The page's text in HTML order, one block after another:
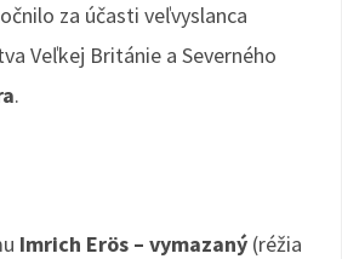
za účasti veľvyslanca
Veľkej Británie a Severného
.
Imrich Erös – vymazaný (réžia